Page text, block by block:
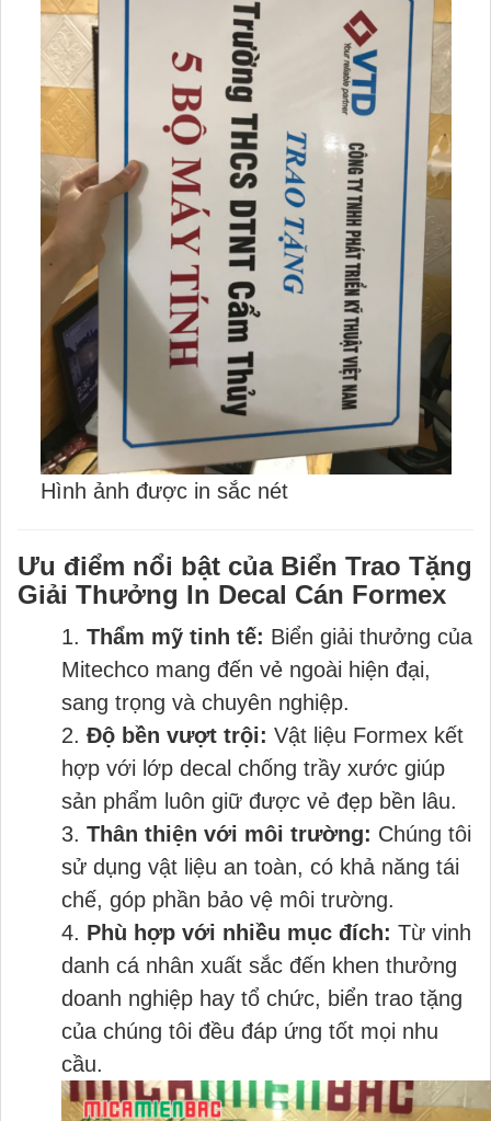
Hình ảnh được in sắc nét
Ưu điểm nổi bật của Biển Trao Tặng
Giải Thưởng In Decal Cán Formex
Thẩm mỹ tinh tế: Biển giải thưởng của
Mitechco mang đến vẻ ngoài hiện đại,
sang trọng và chuyên nghiệp.
Độ bền vượt trội: Vật liệu Formex kết
hợp với lớp decal chống trầy xước giúp
sản phẩm luôn giữ được vẻ đẹp bền lâu.
Thân thiện với môi trường: Chúng tôi
sử dụng vật liệu an toàn, có khả năng tái
chế, góp phần bảo vệ môi trường.
Phù hợp với nhiều mục đích: Từ vinh
danh cá nhân xuất sắc đến khen thưởng
doanh nghiệp hay tổ chức, biển trao tặng
của chúng tôi đều đáp ứng tốt mọi nhu
cầu.